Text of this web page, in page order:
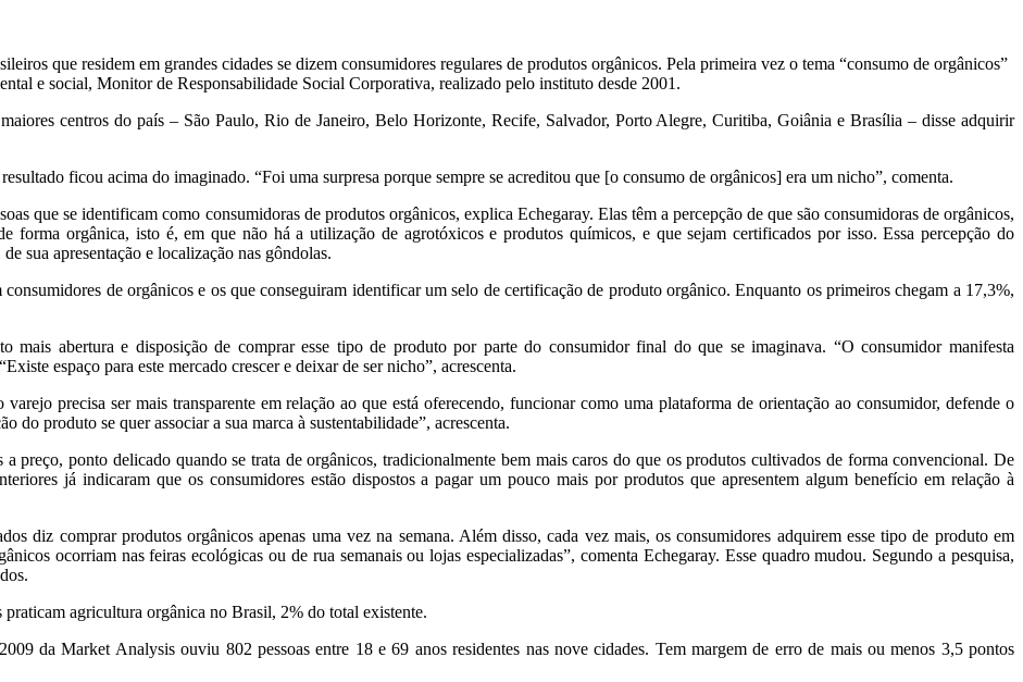
que residem em grandes cidades se dizem consumidores regulares de produtos orgânicos. Pela primeira vez o tema “consumo de orgânicos”
e social, Monitor de Responsabilidade Social Corporativa, realizado pelo instituto desde 2001.
centros do país – São Paulo, Rio de Janeiro, Belo Horizonte, Recife, Salvador, Porto Alegre, Curitiba, Goiânia e Brasília – disse adquirir
ficou acima do imaginado. “Foi uma surpresa porque sempre se acreditou que [o consumo de orgânicos] era um nicho”, comenta.
que se identificam como consumidoras de produtos orgânicos, explica Echegaray. Elas têm a percepção de que são consumidoras de orgânicos,
forma orgânica, isto é, em que não há a utilização de agrotóxicos e produtos químicos, e que sejam certificados por isso. Essa percepção do
sua apresentação e localização nas gôndolas.
de orgânicos e os que conseguiram identificar um selo de certificação de produto orgânico. Enquanto os primeiros chegam a 17,3%,
mais abertura e disposição de comprar esse tipo de produto por parte do consumidor final do que se imaginava. “O consumidor manifesta
espaço para este mercado crescer e deixar de ser nicho”, acrescenta.
precisa ser mais transparente em relação ao que está oferecendo, funcionar como uma plataforma de orientação ao consumidor, defende o
do produto se quer associar a sua marca à sustentabilidade”, acrescenta.
preço, ponto delicado quando se trata de orgânicos, tradicionalmente bem mais caros do que os produtos cultivados de forma convencional. De
já indicaram que os consumidores estão dispostos a pagar um pouco mais por produtos que apresentem algum benefício em relação à
diz comprar produtos orgânicos apenas uma vez na semana. Além disso, cada vez mais, os consumidores adquirem esse tipo de produto em
ocorriam nas feiras ecológicas ou de rua semanais ou lojas especializadas”, comenta Echegaray. Esse quadro mudou. Segundo a pesquisa,
agricultura orgânica no Brasil, 2% do total existente.
da Market Analysis ouviu 802 pessoas entre 18 e 69 anos residentes nas nove cidades. Tem margem de erro de mais ou menos 3,5 pontos